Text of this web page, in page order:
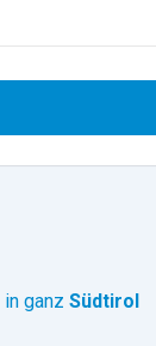
in ganz Südtirol